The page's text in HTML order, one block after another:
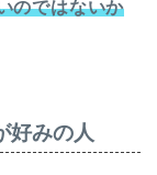
のではないか
好みの人